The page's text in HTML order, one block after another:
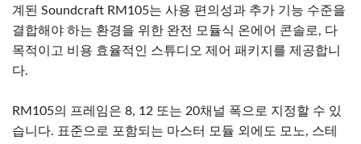
계된 Soundcraft RM105는 사용 편의성과 추가 기능 수준을
결합해야 하는 환경을 위한 완전 모듈식 온에어 콘솔로, 다
목적이고 비용 효율적인 스튜디오 제어 패키지를 제공합니
다.
RM105의 프레임은 8, 12 또는 20채널 폭으로 지정할 수 있
습니다. 표준으로 포함되는 마스터 모듈 외에도 모노, 스테